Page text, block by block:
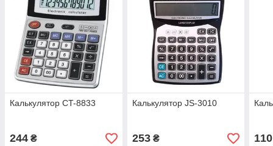
Калькулятор CT-8833
244 ₴
Калькулятор JS-3010
253₴ 110